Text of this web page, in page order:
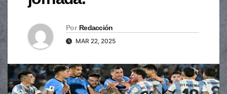
Por Redacción
MAR 22, 2025